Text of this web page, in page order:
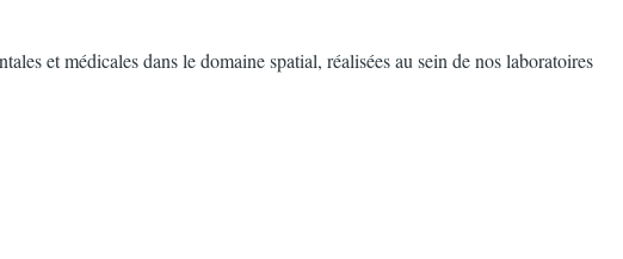
et médicales dans le domaine spatial, réalisées au sein de nos laboratoires